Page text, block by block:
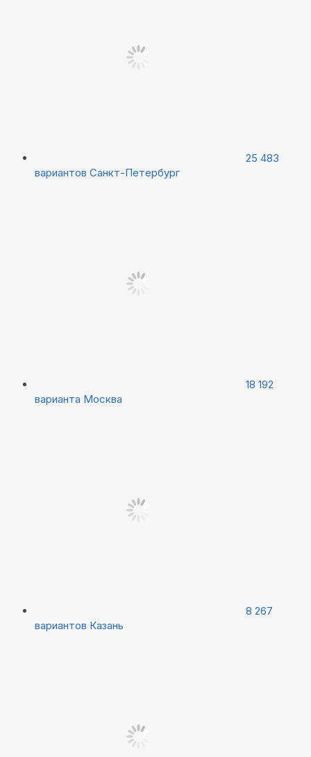
25 483
вариантов Санкт-Петербург
18 192
варианта Москва
8 267
вариантов Казань